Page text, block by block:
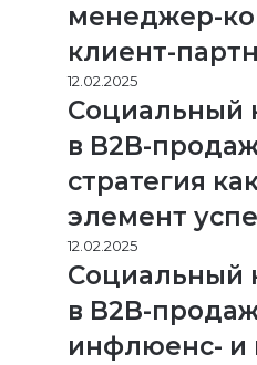
менеджер-
клиент-
12.02.2025
Социальный
в B2B-
стратегия
элемент
12.02.2025
Социальный
в B2B-
инфлюенс- и